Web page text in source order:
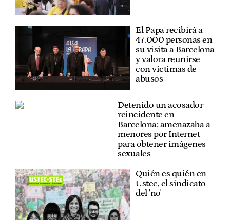
El Papa recibirá a
47.000 personas en
su visita a Barcelona
y valora reunirse
con víctimas de
abusos
Detenido un acosador
reincidente en
Barcelona: amenazaba a
menores por Internet
para obtener imágenes
sexuales
Quién es quién en
Ustec, el sindicato
del 'no'